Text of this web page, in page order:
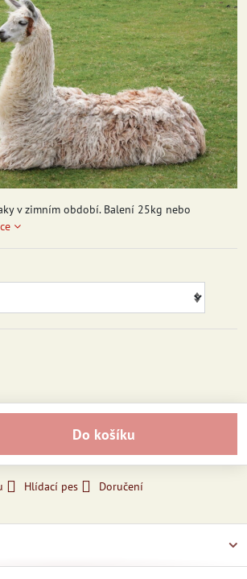
v zimním období. Balení 25kg nebo
Do košíku
Hlídací pes Doručení